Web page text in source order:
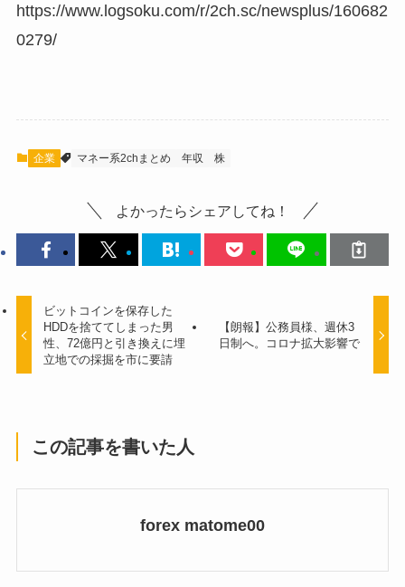
https://www.logsoku.com/r/2ch.sc/newsplus/160682
0279/
企業 マネー系2chまとめ 年収 株
よかったらシェアしてね！
ビットコインを保存した
HDDを捨ててしまった男
性、72億円と引き換えに埋
立地での採掘を市に要請
【朗報】公務員様、週休3
日制へ。コロナ拡大影響で
この記事を書いた人
forex matome00